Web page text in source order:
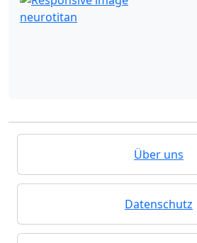
neurotitan
Über uns
Datenschutz